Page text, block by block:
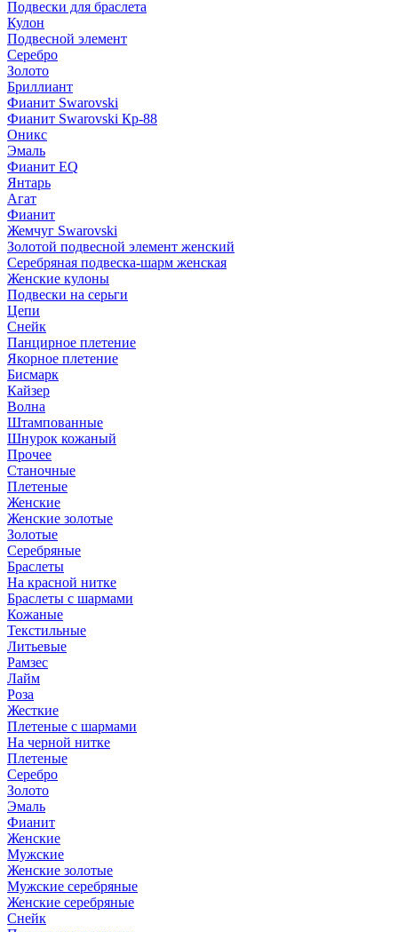
Подвески для браслета
Кулон
Подвесной элемент
Серебро
Золото
Бриллиант
Фианит Swarovski
Фианит Swarovski Кр-88
Оникс
Эмаль
Фианит EQ
Янтарь
Агат
Фианит
Жемчуг Swarovski
Золотой подвесной элемент женcкий
Серебряная подвеска-шарм женская
Женские кулоны
Подвески на серьги
Цепи
Снейк
Панцирное плетение
Якорное плетение
Бисмарк
Кайзер
Волна
Штампованные
Шнурок кожаный
Прочее
Станочные
Плетеные
Женские
Женские золотые
Золотые
Серебряные
Браслеты
На красной нитке
Браслеты с шармами
Кожаные
Текстильные
Литьевые
Рамзес
Лайм
Роза
Жесткие
Плетеные с шармами
На черной нитке
Плетеные
Серебро
Золото
Эмаль
Фианит
Женские
Мужские
Женские золотые
Мужские серебряные
Женские серебряные
Снейк